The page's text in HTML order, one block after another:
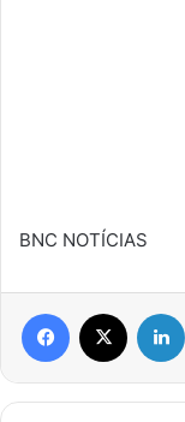
BNC NOTÍCIAS
Facebook